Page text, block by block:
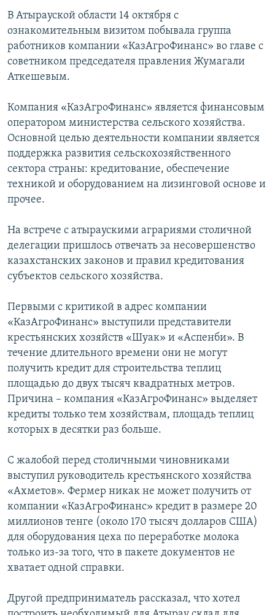
В Атырауской области 14 октября с
ознакомительным визитом побывала группа
работников компании «КазАгроФинанс» во главе с
советником председателя правления Жумагали
Аткешевым.
Компания «КазАгроФинанс» является финансовым
оператором министерства сельского хозяйства.
Основной целью деятельности компании является
поддержка развития сельскохозяйственного
сектора страны: кредитование, обеспечение
техникой и оборудованием на лизинговой основе и
прочее.
На встрече с атыраускими аграриями столичной
делегации пришлось отвечать за несовершенство
казахстанских законов и правил кредитования
субъектов сельского хозяйства.
Первыми с критикой в адрес компании
«КазАгроФинанс» выступили представители
крестьянских хозяйств «Шуак» и «Аспенби». В
течение длительного времени они не могут
получить кредит для строительства теплиц
площадью до двух тысяч квадратных метров.
Причина – компания «КазАгроФинанс» выделяет
кредиты только тем хозяйствам, площадь теплиц
которых в десятки раз больше.
С жалобой перед столичными чиновниками
выступил руководитель крестьянского хозяйства
«Ахметов». Фермер никак не может получить от
компании «КазАгроФинанс» кредит в размере 20
миллионов тенге (около 170 тысяч долларов США)
для оборудования цеха по переработке молока
только из-за того, что в пакете документов не
хватает одной справки.
Другой предприниматель рассказал, что хотел